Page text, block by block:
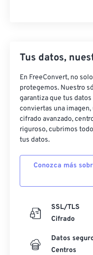
Tus datos,
En FreeConvert, no
protegemos. Nuestro
garantiza que tus
conviertas una
cifrado avanzado,
riguroso, cubrimos
tus datos.
Conozca más
SSL/TLS
Cifrado
Datos
Centros